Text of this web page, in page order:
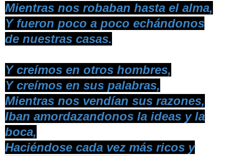
Mientras nos robaban hasta el alma,
Y fueron poco a poco echándonos
de nuestras casas.
Y creímos en otros hombres,
Y creímos en sus palabras,
Mientras nos vendían sus razones,
Iban amordazandonos la ideas y la
boca,
Haciéndose cada vez más ricos y